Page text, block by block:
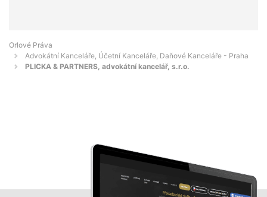
Orlové Práva
Advokátní Kanceláře, Účetní Kanceláře, Daňové Kanceláře - Praha
PLICKA & PARTNERS, advokátní kancelář, s.r.o.